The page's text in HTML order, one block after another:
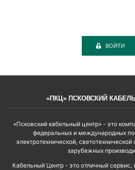
ВОЙТИ
«ПКЦ» ПСКОВСКИЙ
«Псковский кабельный центр» - это
федеральных и международных
электротехнической,
зарубежных
Кабельный Центр - это отличный